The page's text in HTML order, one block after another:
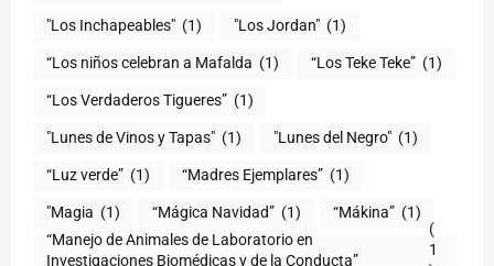
"Los Inchapeables" (1) "Los Jordan" (1)
“Los niños celebran a Mafalda (1) “Los Teke Teke” (1)
“Los Verdaderos Tigueres” (1)
"Lunes de Vinos y Tapas" (1) "Lunes del Negro" (1)
“Luz verde” (1) “Madres Ejemplares” (1)
"Magia (1) “Mágica Navidad” (1) “Mákina” (1)
“Manejo de Animales de Laboratorio en
(
1